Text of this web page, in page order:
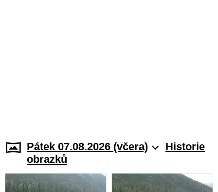
Pátek 07.08.2026 (včera)
Historie
obrazků